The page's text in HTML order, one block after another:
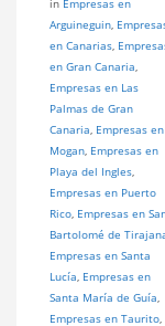
in Empresas en
Arguineguin,
en Canarias,
en Gran Canaria,
Empresas en Las
Palmas de Gran
Canaria, Empresas en
Mogan, Empresas en
Playa del Ingles,
Empresas en Puerto
Rico, Empresas en
Bartolomé de
Empresas en Santa
Lucía, Empresas en
Santa María de Guía,
Empresas en Taurito,